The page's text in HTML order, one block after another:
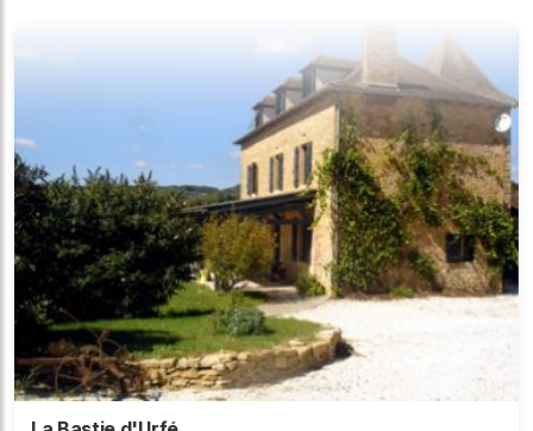
pour entamer la conversation : un formulaire de
contact intégré pour une demande facile et
sécurisée, ou les coordonnées directes
(téléphone et email) si vous préférez un échange
plus rapide. Une fois votre choix effectué et
votre demande envoyée, c'est le propriétaire de
la salle qui vous répondra directement pour
discuter des disponibilités, des tarifs et de tous les
détails pratiques. Faites confiance à
sallesdesfetes.fr pour démarrer sereinement
l'organisation de votre événement à Saint-Igest
(12260), en toute transparence et sans frais